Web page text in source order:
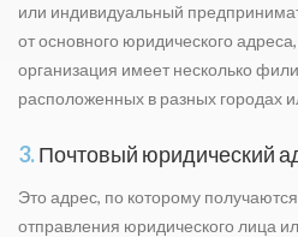
или индивидуальный
от основного юридического
организация имеет несколько
расположенных в разных городах
3.Почтовый юридический
Это адрес, по которому
отправления юридического лица